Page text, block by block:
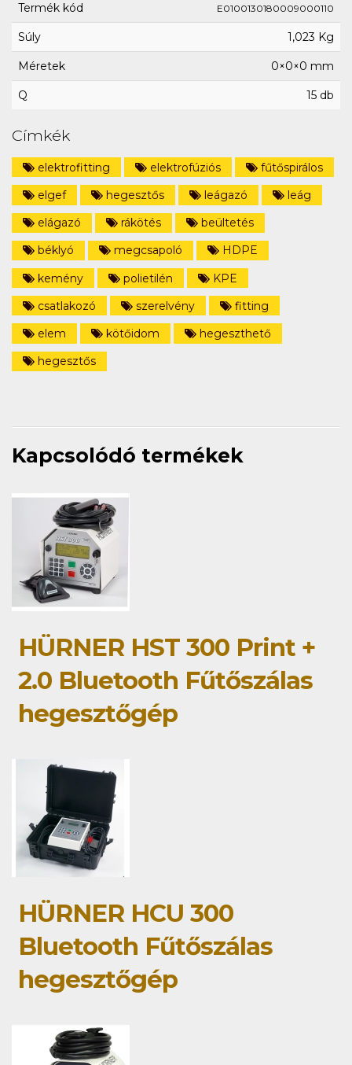
Termék kód E0100130180009000110
Súly 1,023 Kg
Méretek 0×0×0 mm
Q 15 db
Címkék
elektrofitting elektrofúziós
fűtőspirálos
elgef
hegesztős leágazó
leág
elágazó
rákötés
beültetés
béklyó
megcsapoló
HDPE
kemény
polietilén
KPE
csatlakozó
szerelvény
fitting
elem
kötőidom
hegeszthető
hegesztős
Kapcsolódó termékek
HÜRNER HST 300 Print +
2.0 Bluetooth Fűtőszálas
hegesztőgép
HÜRNER HCU 300
Bluetooth Fűtőszálas
hegesztőgép